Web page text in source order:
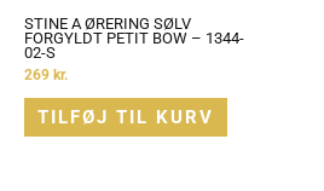
STINE A ØRERING SØLV
FORGYLDT PETIT BOW – 1344-
02-S
269 kr.
TILFØJ TIL KURV